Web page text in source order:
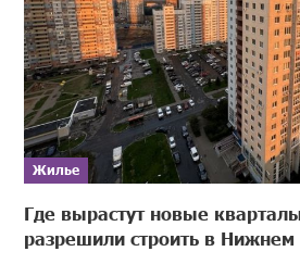
Жилье
Где вырастут новые
разрешили строить в Нижнем